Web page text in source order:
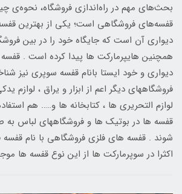
بحث‌های مهم در راه‌اندازی فروشگاه، نحوه‌ی
قفسه‌های فروشگاهی است؛ یکی از بهترین قفسه
دیواری آن است که جایگاه خود را در بین
همچنین هایپرمارکت ها پیدا کرده است . قفسه
دیواری و خود ایستا بانام قفسه سوپری نیز
فروشگاههای دیگر اعم از ابزار و یراق ، لوازم
لوازم التحریری ها ، کتابخانه ها و….. هم
قفسه ها در بوتیک ها و فروشگاههای لباس
شوند . قفسه های فلزی فروشگاهی با نام قفسه
اکثرا در سوپرمارکت ها از این نوع قفسه ها